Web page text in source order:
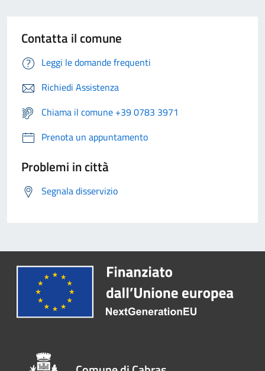
Contatta il comune
Leggi le domande frequenti
Richiedi Assistenza
Chiama il comune +39 0783 3971
Prenota un appuntamento
Problemi in città
Segnala disservizio